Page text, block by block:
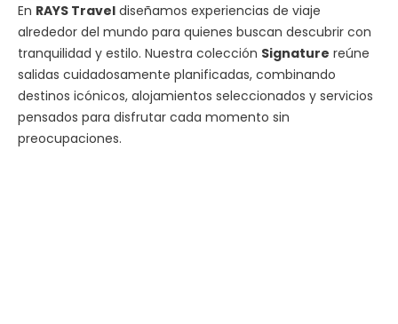
En RAYS Travel diseñamos experiencias de viaje
alrededor del mundo para quienes buscan descubrir con
tranquilidad y estilo. Nuestra colección Signature reúne
salidas cuidadosamente planificadas, combinando
destinos icónicos, alojamientos seleccionados y servicios
pensados para disfrutar cada momento sin
preocupaciones.